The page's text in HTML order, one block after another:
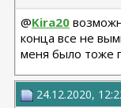
@Kira20
конца все не
меня было тоже
24.12.2020,